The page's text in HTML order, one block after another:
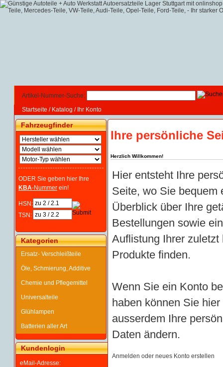
Artikel-Nummer-Suche:
Startseite / Katalog / Ihr Konto
Fahrzeugfinder
ODER Sie geben hier Ihre
KBA-Nummer ein!
HSN:
TSN:
Kategorien
Ersatz- Verschleißteile
Öle, Schmierung, Additive
Chemie und Pflegemittel
Universalteile
Glühlampen
Batterien aller Art
Kundenlogin
eMail-Adresse:
Ihre persönliche
Herzlich Willkommen!
Hier entsteht Ihre
Seite, wo Sie bequem
Überblick über Ihre
Bestellungen sowie
Auflistung Ihrer zuletzt
Produkte finden.
Wenn Sie ein Konto
haben können Sie hier
ausserdem Ihre
Daten ändern.
Anmelden oder neues Konto erstellen